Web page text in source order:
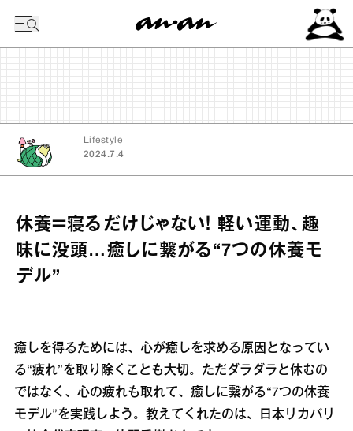
Lifestyle
2024.7.4
休養＝寝るだけじゃない！ 軽い運動、趣
味に没頭…癒しに繋がる“7つの休養モ
デル”
癒しを得るためには、心が癒しを求める原因となってい
る“疲れ”を取り除くことも大切。ただダラダラと休むの
ではなく、心の疲れも取れて、癒しに繋がる“7つの休養
モデル”を実践しよう。教えてくれたのは、日本リカバリ